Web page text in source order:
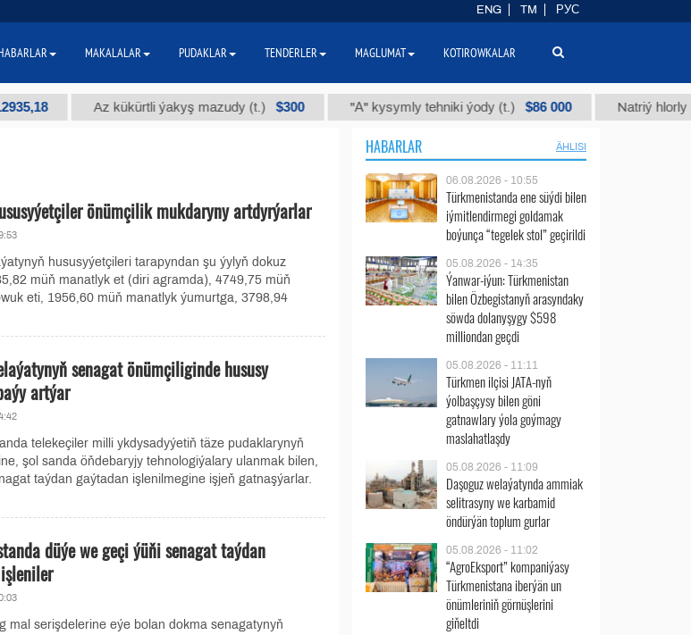
Az kükürtli ýakyş mazudy (t.) $300 "А" kysymly tehniki ýody (t.) $86 000 Natriý hlorly
önümçilik mukdaryny artdyrýarlar
hususyýetçileri tarapyndan şu ýylyň dokuz
müň manatlyk et (diri agramda), 4749,75 müň
eti, 1956,60 müň manatlyk ýumurtga, 3798,94
senagat önümçiliginde hususy
artýar
telekeçiler milli ykdysadyýetiň täze pudaklarynyň
şol sanda öňdebaryjy tehnologiýalary ulanmak bilen,
taýdan gaýtadan işlenilmegine işjeň gatnaşýarlar.
düýe we geçi ýüňi senagat taýdan
mal serişdelerine eýe bolan dokma senagatynyň
HABARLAR ÄHLISI
06.08.2026 - 10:55
Türkmenistanda ene süýdi bilen
iýmitlendirmegi goldamak
boýunça “tegelek stol” geçirildi
05.08.2026 - 14:35
Ýanwar-iýun: Türkmenistan
bilen Özbegistanyň arasyndaky
söwda dolanyşygy $598
milliondan geçdi
05.08.2026 - 11:11
Türkmen ilçisi JATA-nyň
ýolbaşçysy bilen göni
gatnawlary ýola goýmagy
maslahatlaşdy
05.08.2026 - 11:09
Daşoguz welaýatynda ammiak
selitrasyny we karbamid
öndürýän toplum gurlar
05.08.2026 - 11:02
“AgroEksport” kompaniýasy
Türkmenistana iberýän un
önümleriniň görnüşlerini
giňeltdi
ENG TM РУС
MAKALALAR PUDAKLAR TENDERLER MAGLUMAT KOTIROWKALAR